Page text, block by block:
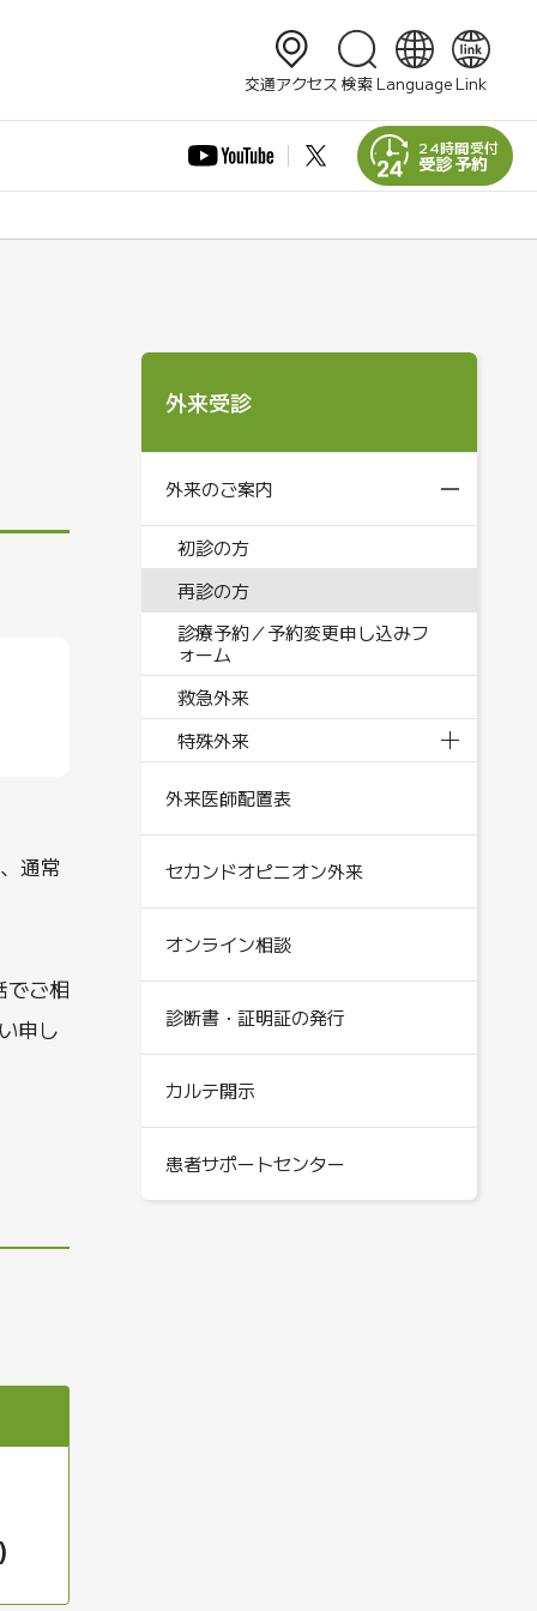
交通アクセス 検索 Language
日本語
English
简体中文
繁體中文
Link
24時間受付
受診予約
通常
でご相
申し
外来受診
外来のご案内
初診の方
再診の方
診療予約／予約変更申し込みフ
ォーム
救急外来
特殊外来
外来医師配置表
セカンドオピニオン外来
オンライン相談
診断書・証明証の発行
カルテ開示
患者サポートセンター